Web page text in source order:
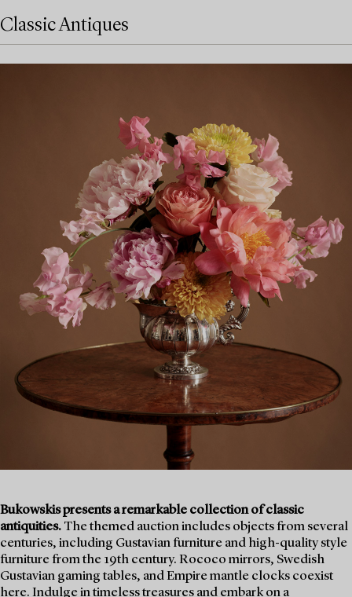
Classic Antiques
Bukowskis presents a remarkable collection of classic
antiquities. The themed auction includes objects from several
centuries, including Gustavian furniture and high-quality style
furniture from the 19th century. Rococo mirrors, Swedish
Gustavian gaming tables, and Empire mantle clocks coexist
here. Indulge in timeless treasures and embark on a